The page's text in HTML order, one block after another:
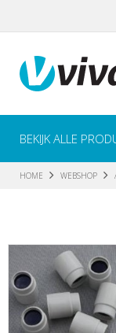
BEKIJK ALLE
HOME WEBSHOP